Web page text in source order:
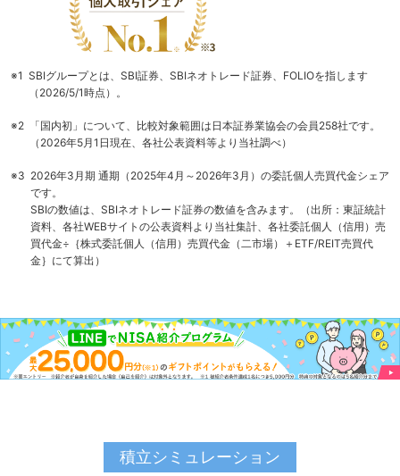
※1 SBIグループとは、SBI証券、SBIネオトレード証券、FOLIOを指します
（2026/5/1時点）。
※2
「国内初」について、比較対象範囲は日本証券業協会の会員258社です。
（2026年5月1日現在、各社公表資料等より当社調べ）
※3 2026年3月期 通期（2025年4月～2026年3月）の委託個人売買代金シェア
です。
SBIの数値は、SBIネオトレード証券の数値を含みます。（出所：東証統計
資料、各社WEBサイトの公表資料より当社集計、各社委託個人（信用）売
買代金÷｛株式委託個人（信用）売買代金（二市場）＋ETF/REIT売買代
金｝にて算出）
積立シミュレーション